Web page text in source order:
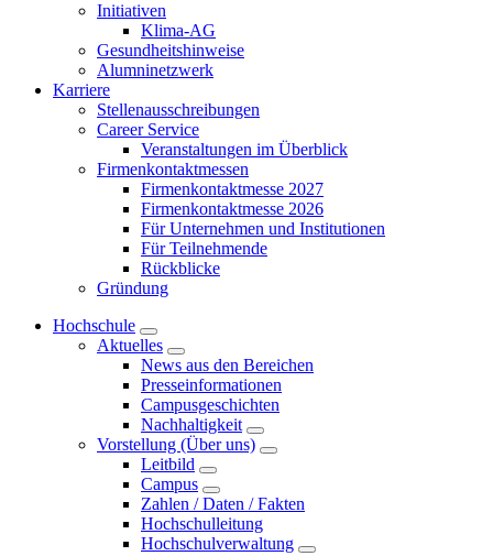
Initiativen
Klima-AG
Gesundheitshinweise
Alumninetzwerk
Karriere
Stellenausschreibungen
Career Service
Veranstaltungen im Überblick
Firmenkontaktmessen
Firmenkontaktmesse 2027
Firmenkontaktmesse 2026
Für Unternehmen und Institutionen
Für Teilnehmende
Rückblicke
Gründung
Hochschule
Aktuelles
News aus den Bereichen
Presseinformationen
Campusgeschichten
Nachhaltigkeit
Vorstellung (Über uns)
Leitbild
Campus
Zahlen / Daten / Fakten
Hochschulleitung
Hochschulverwaltung